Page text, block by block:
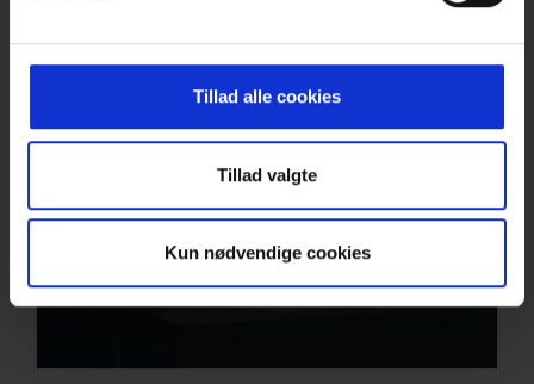
Tillad alle cookies
Tillad valgte
Kun nødvendige cookies
VEJLEDNING